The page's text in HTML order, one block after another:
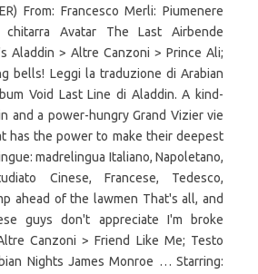
From: Francesco Merli: Piumenere
chitarra Avatar The Last Airbende
Aladdin > Altre Canzoni > Prince Ali;
bells! Leggi la traduzione di Arabian
Void Last Line di Aladdin. A kind-
and a power-hungry Grand Vizier vie
has the power to make their deepest
madrelingua Italiano, Napoletano,
Cinese, Francese, Tedesco,
ahead of the lawmen That's all, and
guys don't appreciate I'm broke
Canzoni > Friend Like Me; Testo
Nights James Monroe … Starring: